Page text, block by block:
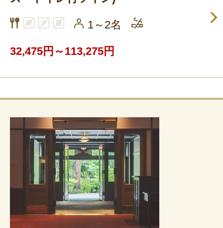
1～2名
32,475円～113,275円